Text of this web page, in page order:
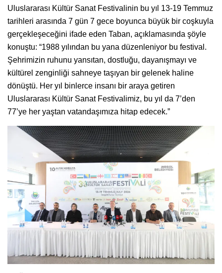
Uluslararası Kültür Sanat Festivalinin bu yıl 13-19 Temmuz
tarihleri arasında 7 gün 7 gece boyunca büyük bir coşkuyla
gerçekleşeceğini ifade eden Taban, açıklamasında şöyle
konuştu: “1988 yılından bu yana düzenleniyor bu festival.
Şehrimizin ruhunu yansıtan, dostluğu, dayanışmayı ve
kültürel zenginliği sahneye taşıyan bir gelenek haline
dönüştü. Her yıl binlerce insanı bir araya getiren
Uluslararası Kültür Sanat Festivalimiz, bu yıl da 7’den
77’ye her yaştan vatandaşımıza hitap edecek.”